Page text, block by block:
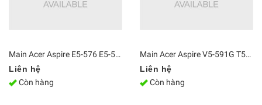
Main Acer Aspire E5-576 E5-576G i5-8250 DAZAARMB6E0
Liên hệ
Còn hàng
Main Acer Aspire V5-591G T5000 i5 6300HQ DA0ZRYMB8G0 GTX 950M
Liên hệ
Còn hàng